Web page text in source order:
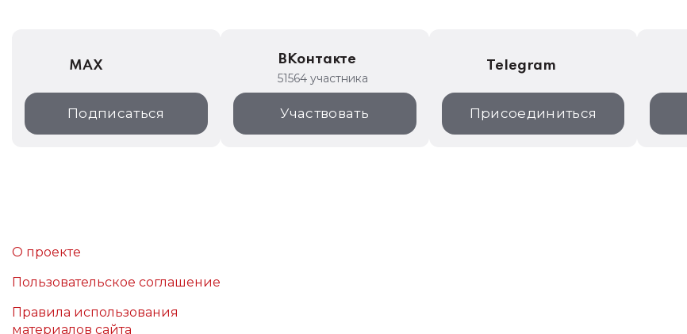
MAX
Подписаться
ВКонтакте
51564 участника
Участвовать
Telegram
Присоединиться
О проекте
Пользовательское соглашение
Правила использования
материалов сайта